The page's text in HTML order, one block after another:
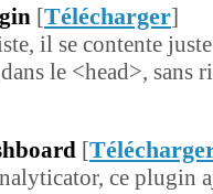
[Télécharger]
il se contente
le <head>, sans
[
ce plugin